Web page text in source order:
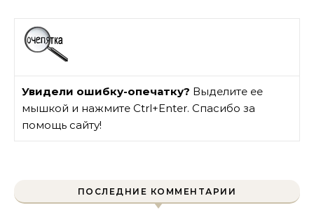
Увидели ошибку-опечатку? Выделите ее
мышкой и нажмите Ctrl+Enter. Спасибо за
помощь сайту!
ПОСЛЕДНИЕ КОММЕНТАРИИ